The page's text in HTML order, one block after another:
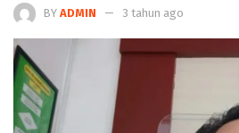
BY ADMIN 3 tahun ago